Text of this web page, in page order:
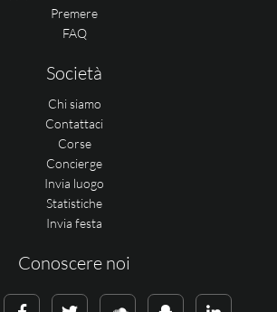
Premere
FAQ
Società
Chi siamo
Contattaci
Corse
Concierge
Invia luogo
Statistiche
Invia festa
Conoscere noi